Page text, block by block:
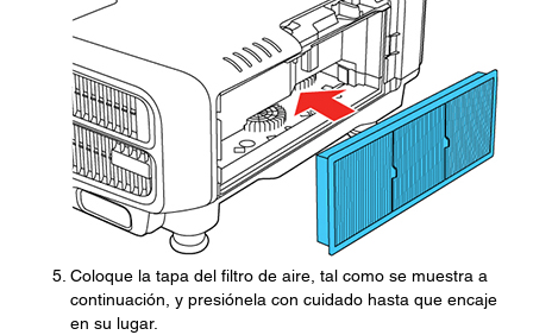
Coloque la tapa del filtro de aire, tal como se muestra a
continuación, y presiónela con cuidado hasta que encaje
en su lugar.